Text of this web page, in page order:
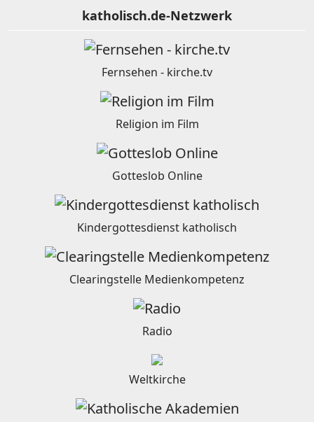
katholisch.de-Netzwerk
Fernsehen - kirche.tv
Religion im Film
Gotteslob Online
Kindergottesdienst katholisch
Clearingstelle Medienkompetenz
Radio
Weltkirche